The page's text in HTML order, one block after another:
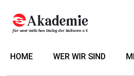
HOME WER WIR SIND